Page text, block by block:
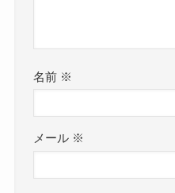
名前 ※
メール ※